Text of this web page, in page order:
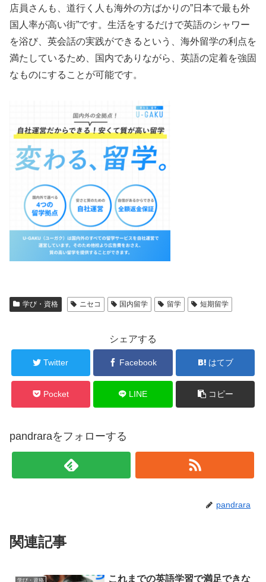
店員さんも、道行く人も海外の方ばかりの”日本で最も外
国人率が高い街”です。生活をするだけで英語のシャワー
を浴び、英会話の実践ができるという、海外留学の利点を
満たしているため、国内でありながら、英語の定着を強固
なものにすることが可能です。
学び・資格 ニセコ 国内留学 留学 短期留学
シェアする
Twitter Facebook はてブ
Pocket LINE コピー
pandraraをフォローする
pandrara
関連記事
学び・資格
これまでの英語学習で満足できな